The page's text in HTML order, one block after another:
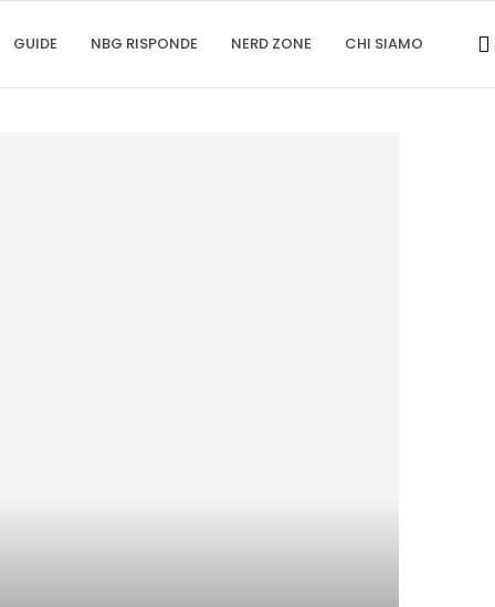
GUIDE NBG RISPONDE NERD ZONE CHI SIAMO